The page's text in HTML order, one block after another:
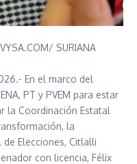
SURIANA
En el marco del
PT y PVEM para estar
la Coordinación Estatal
la
Elecciones, Citlalli
con licencia, Félix